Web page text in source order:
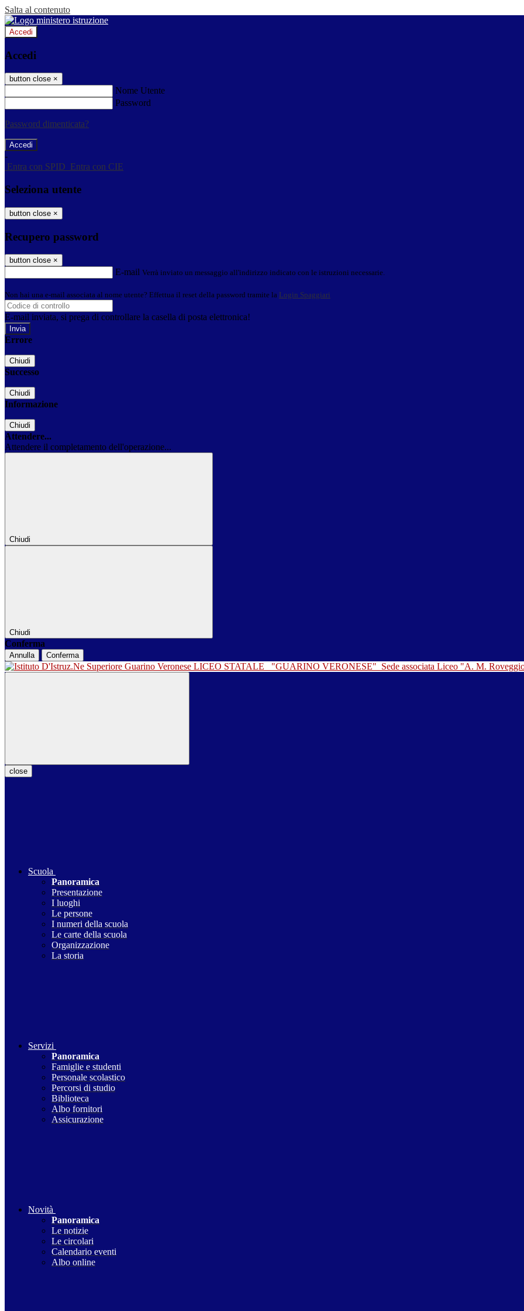
Salta al contenuto
Accedi
Accedi
button close ×
Nome Utente
Password
Password dimenticata?
-
Entra con SPID Entra con CIE
Seleziona utente
button close ×
Recupero password
button close ×
E-mail Verrà inviato un messaggio all'indirizzo indicato con le istruzioni necessarie.
Non hai una e-mail associata al nome utente? Effettua il reset della password tramite la Login Spaggiari
E-mail inviata, si prega di controllare la casella di posta elettronica!
Errore
Chiudi
Successo
Chiudi
Informazione
Chiudi
Attendere...
Attendere il completamento dell'operazione...
Chiudi
Chiudi
Conferma
Annulla Conferma
LICEO STATALE "GUARINO VERONESE" Sede associata Liceo "A. M.
close
Scuola
Panoramica
Presentazione
I luoghi
Le persone
I numeri della scuola
Le carte della scuola
Organizzazione
La storia
Servizi
Panoramica
Famiglie e studenti
Personale scolastico
Percorsi di studio
Biblioteca
Albo fornitori
Assicurazione
Novità
Panoramica
Le notizie
Le circolari
Calendario eventi
Albo online